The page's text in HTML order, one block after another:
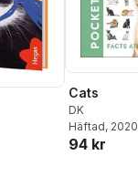
Cats
DK
Häftad, 2020
94 kr